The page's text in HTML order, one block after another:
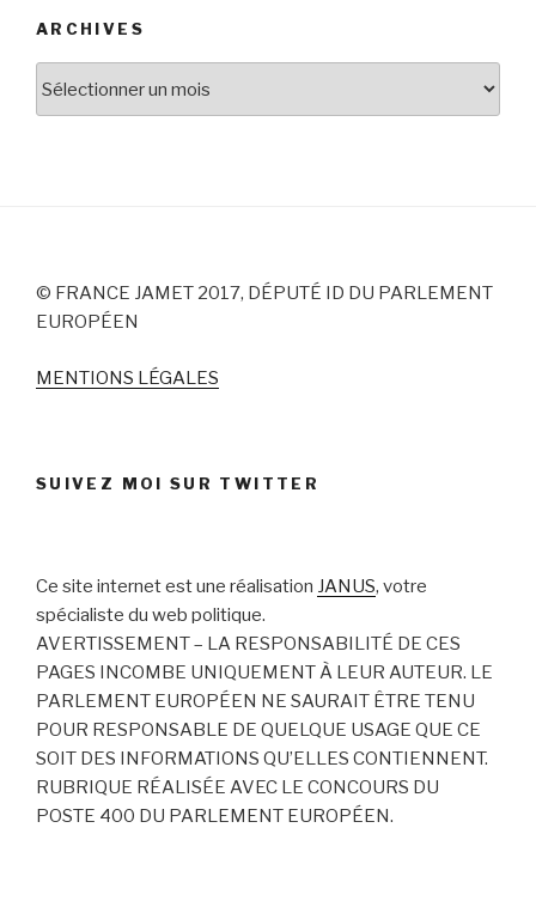
ARCHIVES
© FRANCE JAMET 2017, DÉPUTÉ ID DU PARLEMENT
EUROPÉEN
MENTIONS LÉGALES
SUIVEZ MOI SUR TWITTER
Ce site internet est une réalisation JANUS, votre
spécialiste du web politique.
AVERTISSEMENT – LA RESPONSABILITÉ DE CES
PAGES INCOMBE UNIQUEMENT À LEUR AUTEUR. LE
PARLEMENT EUROPÉEN NE SAURAIT ÊTRE TENU
POUR RESPONSABLE DE QUELQUE USAGE QUE CE
SOIT DES INFORMATIONS QU’ELLES CONTIENNENT.
RUBRIQUE RÉALISÉE AVEC LE CONCOURS DU
POSTE 400 DU PARLEMENT EUROPÉEN.